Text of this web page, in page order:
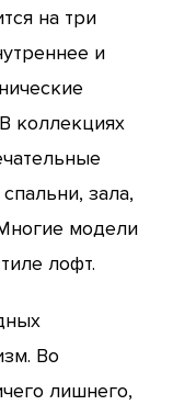
на три
и
коллекциях
зала,
модели
лофт.
Во
лишнего,